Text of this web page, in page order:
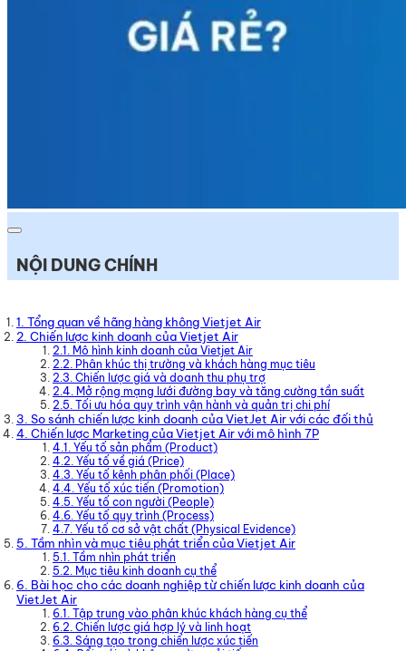
NỘI DUNG CHÍNH
1. Tổng quan về hãng hàng không Vietjet Air
2. Chiến lược kinh doanh của Vietjet Air
2.1. Mô hình kinh doanh của Vietjet Air
2.2. Phân khúc thị trường và khách hàng mục tiêu
2.3. Chiến lược giá và doanh thu phụ trợ
2.4. Mở rộng mạng lưới đường bay và tăng cường tần suất
2.5. Tối ưu hóa quy trình vận hành và quản trị chi phí
3. So sánh chiến lược kinh doanh của VietJet Air với các đối thủ
4. Chiến lược Marketing của Vietjet Air với mô hình 7P
4.1. Yếu tố sản phẩm (Product)
4.2. Yếu tố về giá (Price)
4.3. Yếu tố kênh phân phối (Place)
4.4. Yếu tố xúc tiến (Promotion)
4.5. Yếu tố con người (People)
4.6. Yếu tố quy trình (Process)
4.7. Yếu tố cơ sở vật chất (Physical Evidence)
5. Tầm nhìn và mục tiêu phát triển của Vietjet Air
5.1. Tầm nhìn phát triển
5.2. Mục tiêu kinh doanh cụ thể
6. Bài học cho các doanh nghiệp từ chiến lược kinh doanh của
VietJet Air
6.1. Tập trung vào phân khúc khách hàng cụ thể
6.2. Chiến lược giá hợp lý và linh hoạt
6.3. Sáng tạo trong chiến lược xúc tiến